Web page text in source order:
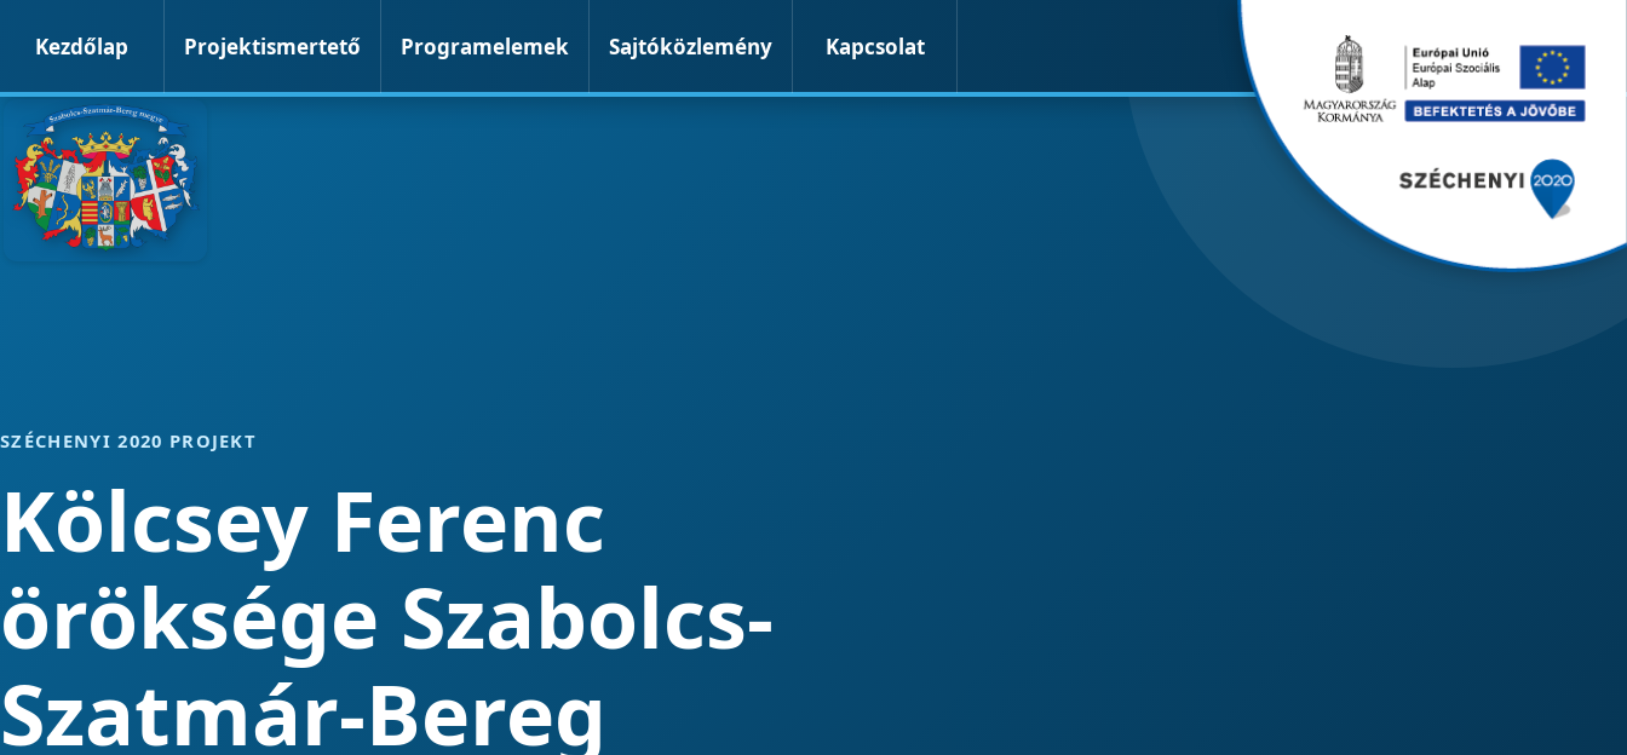
Kezdőlap Projektismertető Programelemek Sajtóközlemény Kapcsolat
SZÉCHENYI 2020 PROJEKT
Kölcsey Ferenc
öröksége Szabolcs-
Szatmár-Bereg